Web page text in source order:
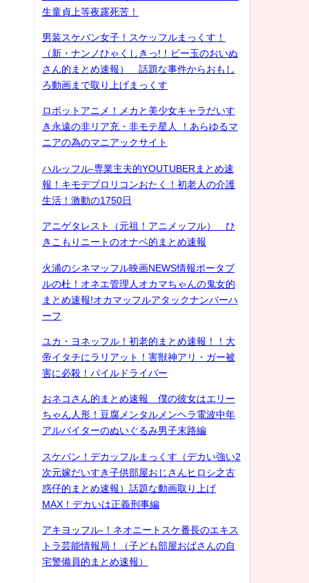
生童貞上等夜露死苦！
男装スケバン女子！スケッフルまっくす！
（新・ナンノひゃくしきっ!！ビー玉のおいぬ
さん的まとめ速報） 話題な事件からおもし
ろ動画まで取り上げまっくす
ロボットアニメ！メカと美少女キャラだいす
き永遠の非リア充・非モテ星人 ！あらゆるマ
ニアの為のマニアックサイト
ハルッフル-専業主夫的YOUTUBERまとめ速
報！キモデブロリコンおたく！初老人の介護
生活！激動の1750日
アニゲタレスト（元祖！アニメッフル） ひ
きこもりニートのオナベ的まとめ速報
火浦のシネマッフル映画NEWS情報ポータブ
ルの杜！オネエ管理人オカマちゃんの鬼女的
まとめ速報!オカマッフルアタックナンバーハ
ーフ
ユカ・ヨネッフル！初老的まとめ速報！！大
帝イタチにラリアット！害獣神アリ・ガー被
害に必殺！パイルドライバー
おネコさん的まとめ速報 僕の彼女はエリー
ちゃん人形！豆腐メンタルメンヘラ電波中年
アルバイターのぬいぐるみ男子末路編
スケバン！デカッフルまっくす（デカい強い2
次元嫁だいすき子供部屋おじさんヒロシ之古
惑仔的まとめ速報）話題な動画取り上げ
MAX！デカいは正義刑事編
アキヨッフル-！ネオニートスケ番長のエキス
トラ芸能情報局！（子ども部屋おばさんの自
宅警備員的まとめ速報）